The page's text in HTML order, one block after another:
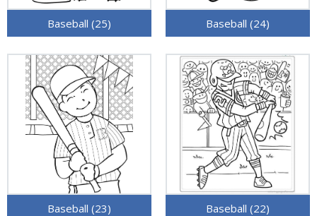
Baseball (25) Baseball (24)
Baseball (23) Baseball (22)